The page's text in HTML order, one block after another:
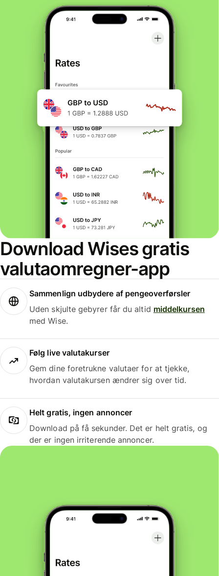
Download Wises gratis
valutaomregner-app
Sammenlign udbydere af pengeoverførsler
Uden skjulte gebyrer får du altid middelkursen
med Wise.
Følg live valutakurser
Gem dine foretrukne valutaer for at tjekke,
hvordan valutakursen ændrer sig over tid.
Helt gratis, ingen annoncer
Download på få sekunder. Det er helt gratis, og
der er ingen irriterende annoncer.